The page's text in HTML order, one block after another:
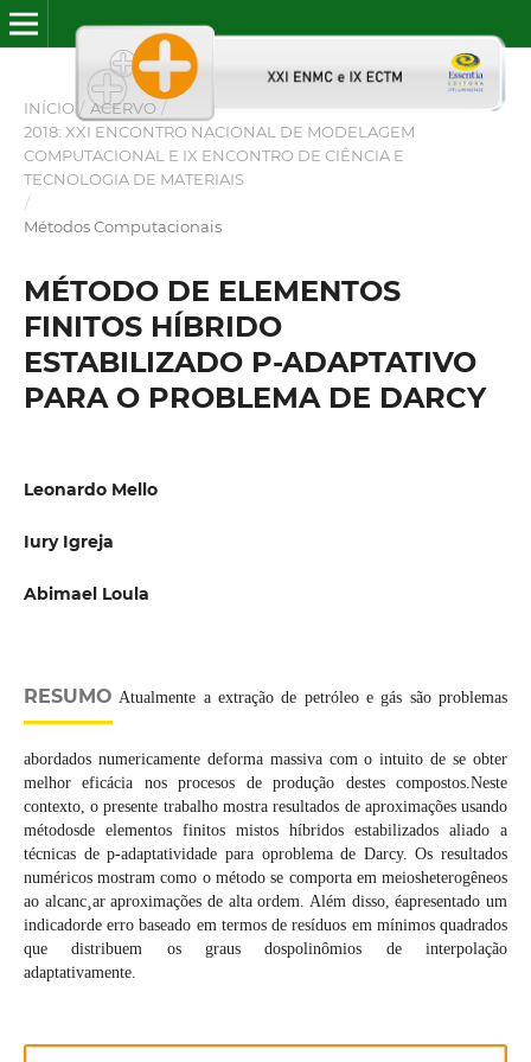
INÍCIO / ACERVO /
2018: XXI ENCONTRO NACIONAL DE MODELAGEM
COMPUTACIONAL E IX ENCONTRO DE CIÊNCIA E
TECNOLOGIA DE MATERIAIS
/
Métodos Computacionais
MÉTODO DE ELEMENTOS
FINITOS HÍBRIDO
ESTABILIZADO P-ADAPTATIVO
PARA O PROBLEMA DE DARCY
Leonardo Mello
Iury Igreja
Abimael Loula
RESUMO Atualmente a extração de petróleo e gás são problemas
abordados numericamente deforma massiva com o intuito de se obter
melhor eficácia nos procesos de produção destes compostos.Neste
contexto, o presente trabalho mostra resultados de aproximações usando
métodosde elementos finitos mistos híbridos estabilizados aliado a
técnicas de p-adaptatividade para oproblema de Darcy. Os resultados
numéricos mostram como o método se comporta em meiosheterogêneos
ao alcanc¸ar aproximações de alta ordem. Além disso, éapresentado um
indicadorde erro baseado em termos de resíduos em mínimos quadrados
que distribuem os graus dospolinômios de interpolação
adaptativamente.